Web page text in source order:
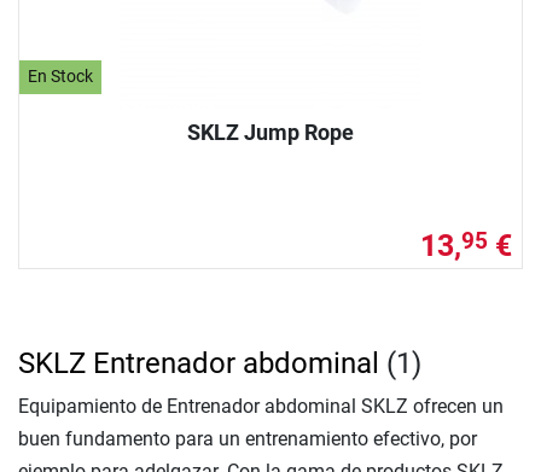
En Stock
SKLZ Jump Rope
13,95 €
SKLZ Entrenador abdominal (1)
Equipamiento de Entrenador abdominal SKLZ ofrecen un
buen fundamento para un entrenamiento efectivo, por